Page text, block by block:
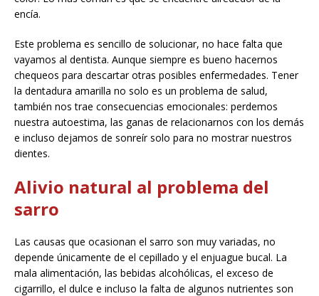
encía.
Este problema es sencillo de solucionar, no hace falta que
vayamos al dentista. Aunque siempre es bueno hacernos
chequeos para descartar otras posibles enfermedades. Tener
la dentadura amarilla no solo es un problema de salud,
también nos trae consecuencias emocionales: perdemos
nuestra autoestima, las ganas de relacionarnos con los demás
e incluso dejamos de sonreír solo para no mostrar nuestros
dientes.
Alivio natural al problema del
sarro
Las causas que ocasionan el sarro son muy variadas, no
depende únicamente de el cepillado y el enjuague bucal. La
mala alimentación, las bebidas alcohólicas, el exceso de
cigarrillo, el dulce e incluso la falta de algunos nutrientes son